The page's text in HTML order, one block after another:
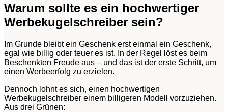
Warum sollte es ein hochwertiger
Werbekugelschreiber sein?
Im Grunde bleibt ein Geschenk erst einmal ein Geschenk,
egal wie billig oder teuer es ist. In der Regel löst es beim
Beschenkten Freude aus – und das ist der erste Schritt, um
einen Werbeerfolg zu erzielen.
Dennoch lohnt es sich, einen hochwertigen
Werbekugelschreiber einem billigeren Modell vorzuziehen.
Aus drei Grünen: